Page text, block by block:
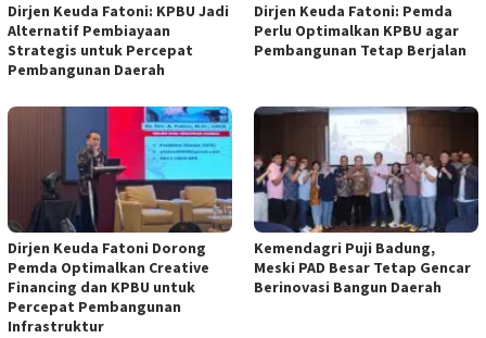
Dirjen Keuda Fatoni: KPBU Jadi
Alternatif Pembiayaan
Strategis untuk Percepat
Pembangunan Daerah
Dirjen Keuda Fatoni: Pemda
Perlu Optimalkan KPBU agar
Pembangunan Tetap Berjalan
Dirjen Keuda Fatoni Dorong
Pemda Optimalkan Creative
Financing dan KPBU untuk
Percepat Pembangunan
Infrastruktur
Kemendagri Puji Badung,
Meski PAD Besar Tetap Gencar
Berinovasi Bangun Daerah